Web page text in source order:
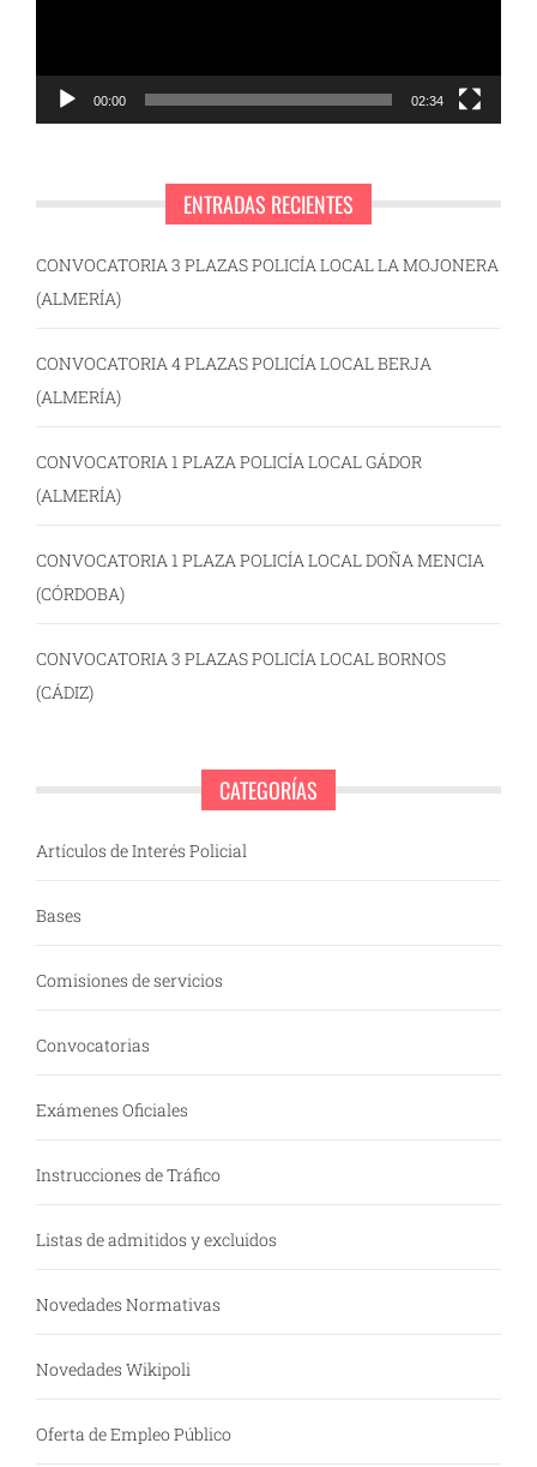
00:00 02:34
ENTRADAS RECIENTES
CONVOCATORIA 3 PLAZAS POLICÍA LOCAL LA MOJONERA
(ALMERÍA)
CONVOCATORIA 4 PLAZAS POLICÍA LOCAL BERJA
(ALMERÍA)
CONVOCATORIA 1 PLAZA POLICÍA LOCAL GÁDOR
(ALMERÍA)
CONVOCATORIA 1 PLAZA POLICÍA LOCAL DOÑA MENCIA
(CÓRDOBA)
CONVOCATORIA 3 PLAZAS POLICÍA LOCAL BORNOS
(CÁDIZ)
CATEGORÍAS
Artículos de Interés Policial
Bases
Comisiones de servicios
Convocatorias
Exámenes Oficiales
Instrucciones de Tráfico
Listas de admitidos y excluidos
Novedades Normativas
Novedades Wikipoli
Oferta de Empleo Público